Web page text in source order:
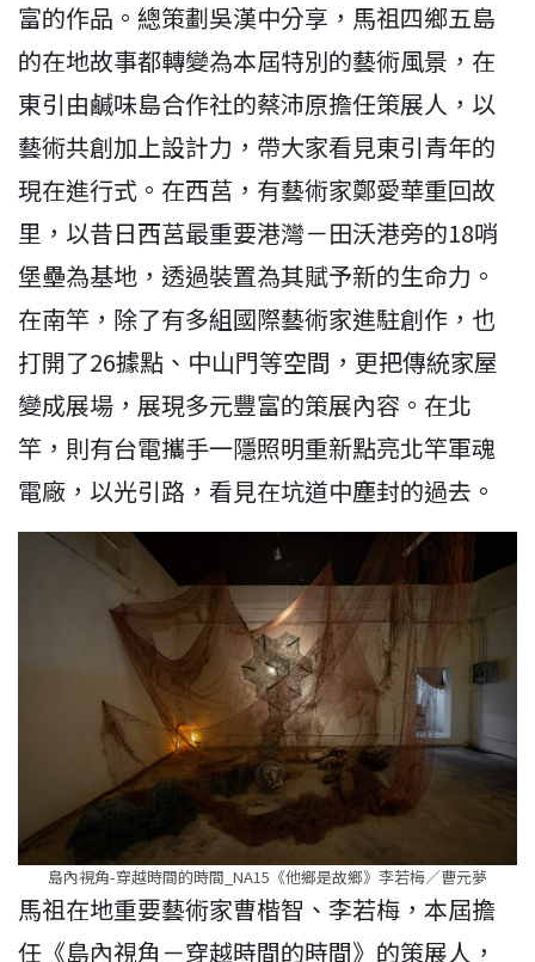
富的作品。總策劃吳漢中分享，馬祖四鄉五島
的在地故事都轉變為本屆特別的藝術風景，在
東引由鹹味島合作社的蔡沛原擔任策展人，以
藝術共創加上設計力，帶大家看見東引青年的
現在進行式。在西莒，有藝術家鄭愛華重回故
里，以昔日西莒最重要港灣－田沃港旁的18哨
堡壘為基地，透過裝置為其賦予新的生命力。
在南竿，除了有多組國際藝術家進駐創作，也
打開了26據點、中山門等空間，更把傳統家屋
變成展場，展現多元豐富的策展內容。在北
竿，則有台電攜手一隱照明重新點亮北竿軍魂
電廠，以光引路，看見在坑道中塵封的過去。
島內視角-穿越時間的時間_NA15《他鄉是故鄉》李若梅／曹元夢
馬祖在地重要藝術家曹楷智、李若梅，本屆擔
任《島內視角－穿越時間的時間》的策展人，